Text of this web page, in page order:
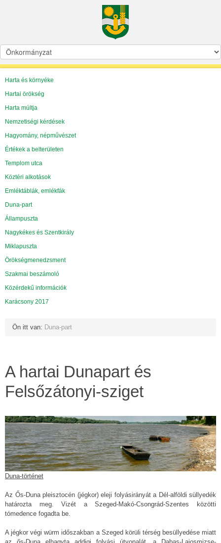
Harta és környéke
Hartai örökség
Harta múltja
Nemzetiségi kérdések
Hagyomány, népművészet
Értékek a belterületen
Templom utca
Köztéri alkotások
Emléktáblák, emlékfák
Duna-part
Állampuszta
Nagykékes és Szentkirály
Miklapuszta
Örökségmenedzsment
Szakmai beszámoló
Közérdekű információk
Karácsony 2017
Ön itt van: Duna-part
A hartai Dunapart és
Felsőzátonyi-sziget
Duna-történet
Az Ős-Duna pleisztocén (jégkor) eleji folyásirányát a Dél-alföldi süllyedék
határozta meg. Vizét a Szeged-Makó-Csongrád-Szentes közötti
tómedence fogadta be.
A jégkor végi würm időszakban a Szeged körüli térség besüllyedése miatt